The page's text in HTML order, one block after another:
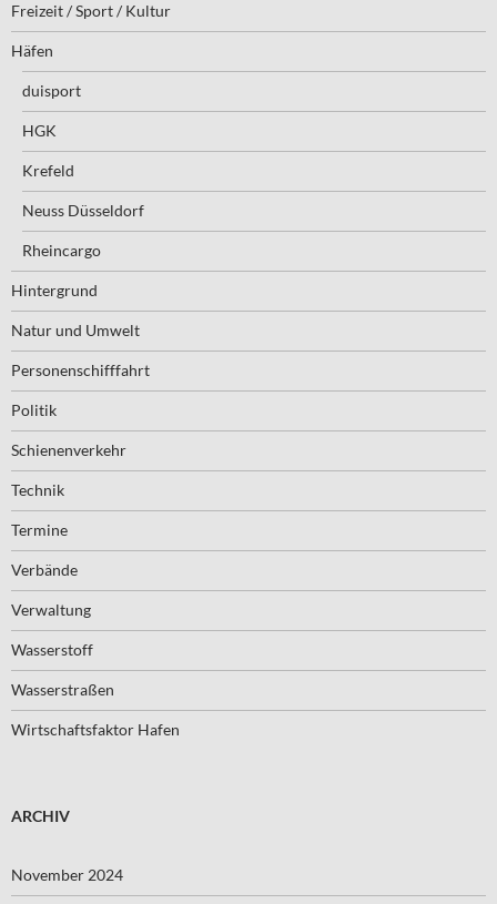
Freizeit / Sport / Kultur
Häfen
duisport
HGK
Krefeld
Neuss Düsseldorf
Rheincargo
Hintergrund
Natur und Umwelt
Personenschifffahrt
Politik
Schienenverkehr
Technik
Termine
Verbände
Verwaltung
Wasserstoff
Wasserstraßen
Wirtschaftsfaktor Hafen
ARCHIV
November 2024